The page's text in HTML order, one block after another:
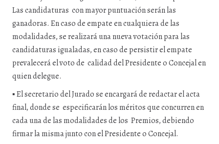
Las candidaturas con mayor puntuación serán las
ganadoras. En caso de empate en cualquiera de las
modalidades, se realizará una nueva votación para las
candidaturas igualadas, en caso de persistir el empate
prevalecerá el voto de calidad del Presidente o Concejal en
quien delegue.
▪El secretario del Jurado se encargará de redactar el acta
final, donde se especificarán los méritos que concurren en
cada una de las modalidades de los Premios, debiendo
firmar la misma junto con el Presidente o Concejal.